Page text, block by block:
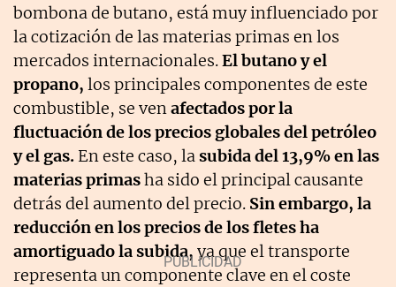
bombona de butano, está muy influenciado por
la cotización de las materias primas en los
mercados internacionales.El butano y el
propano, los principales componentes de este
combustible, se venafectados por la
fluctuación de los precios globales del petróleo
y el gas. En este caso, lasubida del 13,9% en las
materias primasha sido el principal causante
detrás del aumento del precio. Sin embargo, la
reducción en los precios de los fletes ha
amortiguado la subida, ya que el transporte
representa un componente clave en el coste